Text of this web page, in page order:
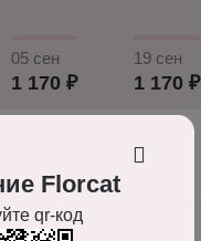
05 сен
1 170 ₽
19 сен
1 170 ₽
вопросы
готового букета?
Florcat
qr-код